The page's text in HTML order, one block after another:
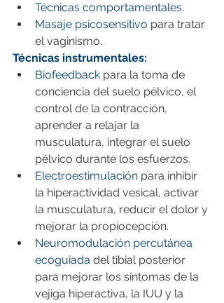
Técnicas comportamentales.
Masaje psicosensitivo para tratar
el vaginismo.
Técnicas instrumentales:
Biofeedback para la toma de
conciencia del suelo pélvico, el
control de la contracción,
aprender a relajar la
musculatura, integrar el suelo
pélvico durante los esfuerzos.
Electroestimulación para inhibir
la hiperactividad vesical, activar
la musculatura, reducir el dolor y
mejorar la propiocepción.
Neuromodulación percutánea
ecoguiada del tibial posterior
para mejorar los síntomas de la
vejiga hiperactiva, la IUU y la